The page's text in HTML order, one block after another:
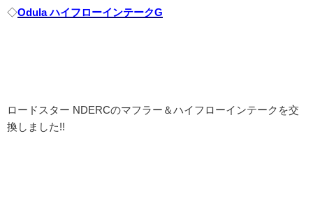
◇Odula ハイフローインテークG
ロードスター NDERCのマフラー＆ハイフローインテークを交
換しました!!